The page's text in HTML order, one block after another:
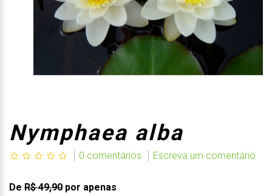
Nymphaea alba
0 comentários Escreva um comentário
De R$ 49,90 por apenas